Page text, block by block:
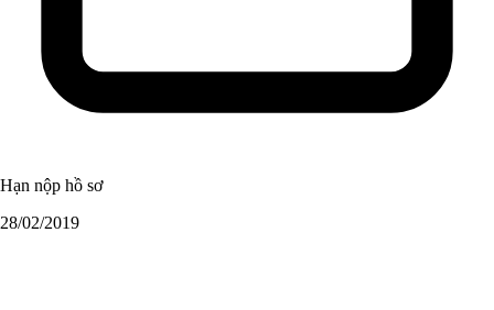
Hạn nộp hồ sơ
28/02/2019